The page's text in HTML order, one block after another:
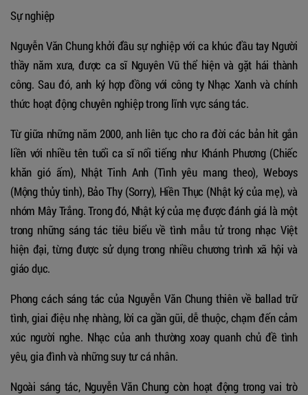
Sự nghiệp
Nguyễn Văn Chung khởi đầu sự nghiệp với ca khúc đầu tay Người
thầy năm xưa, được ca sĩ Nguyên Vũ thể hiện và gặt hái thành
công. Sau đó, anh ký hợp đồng với công ty Nhạc Xanh và chính
thức hoạt động chuyên nghiệp trong lĩnh vực sáng tác.
Từ giữa những năm 2000, anh liên tục cho ra đời các bản hit gắn
liền với nhiều tên tuổi ca sĩ nổi tiếng như Khánh Phương (Chiếc
khăn gió ấm), Nhật Tinh Anh (Tình yêu mang theo), Weboys
(Mộng thủy tinh), Bảo Thy (Sorry), Hiền Thục (Nhật ký của mẹ), và
nhóm Mây Trắng. Trong đó, Nhật ký của mẹ được đánh giá là một
trong những sáng tác tiêu biểu về tình mẫu tử trong nhạc Việt
hiện đại, từng được sử dụng trong nhiều chương trình xã hội và
giáo dục.
Phong cách sáng tác của Nguyễn Văn Chung thiên về ballad trữ
tình, giai điệu nhẹ nhàng, lời ca gần gũi, dễ thuộc, chạm đến cảm
xúc người nghe. Nhạc của anh thường xoay quanh chủ đề tình
yêu, gia đình và những suy tư cá nhân.
Ngoài sáng tác, Nguyễn Văn Chung còn hoạt động trong vai trò